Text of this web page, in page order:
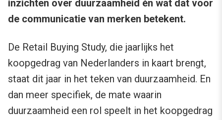
inzichten over duurzaamheid én wat dat voor
de communicatie van merken betekent.
De Retail Buying Study, die jaarlijks het
koopgedrag van Nederlanders in kaart brengt,
staat dit jaar in het teken van duurzaamheid. En
dan meer specifiek, de mate waarin
duurzaamheid een rol speelt in het koopgedrag